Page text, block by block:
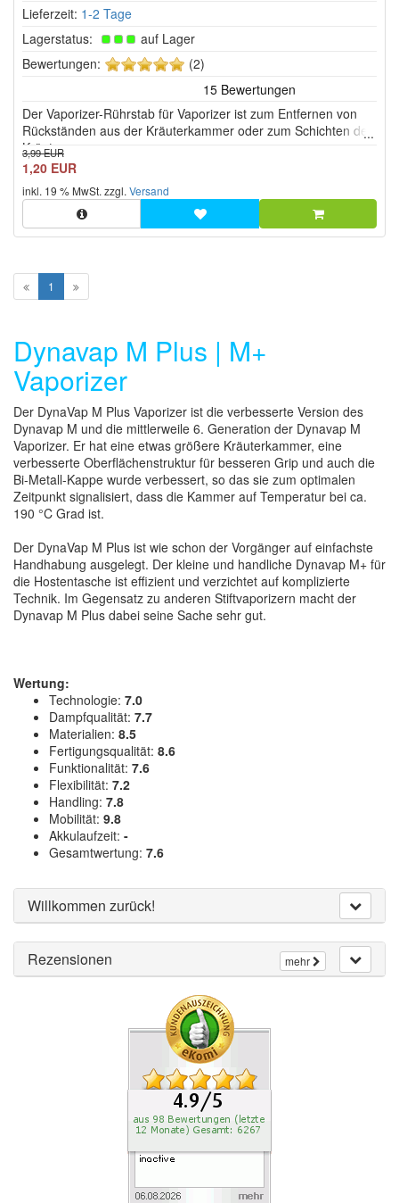
Lieferzeit: 1-2 Tage
Lagerstatus:
auf Lager
Bewertungen:
5
Sternen!
(2)
Der Vaporizer-Rührstab für Vaporizer ist zum Entfernen von
Rückständen aus der Kräuterkammer oder zum Schichten der
Kräuter.
3,99 EUR
1,20 EUR
inkl. 19 % MwSt. zzgl. Versand
1
Dynavap M Plus | M+
Vaporizer
Der DynaVap M Plus Vaporizer ist die verbesserte Version des
Dynavap M und die mittlerweile 6. Generation der Dynavap M
Vaporizer. Er hat eine etwas größere Kräuterkammer, eine
verbesserte Oberflächenstruktur für besseren Grip und auch die
Bi-Metall-Kappe wurde verbessert, so das sie zum optimalen
Zeitpunkt signalisiert, dass die Kammer auf Temperatur bei ca.
190 °C Grad ist.
Der DynaVap M Plus ist wie schon der Vorgänger auf einfachste
Handhabung ausgelegt. Der kleine und handliche Dynavap M+ für
die Hostentasche ist effizient und verzichtet auf komplizierte
Technik. Im Gegensatz zu anderen Stiftvaporizern macht der
Dynavap M Plus dabei seine Sache sehr gut.
Wertung:
Technologie: 7.0
Dampfqualität: 7.7
Materialien: 8.5
Fertigungsqualität: 8.6
Funktionalität: 7.6
Flexibilität: 7.2
Handling: 7.8
Mobilität: 9.8
Akkulaufzeit: -
Gesamtwertung: 7.6
Willkommen zurück!
mehr
Rezensionen